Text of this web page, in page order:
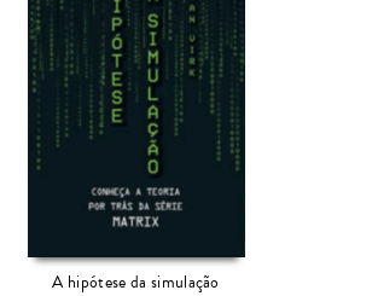
A hipótese da simulação